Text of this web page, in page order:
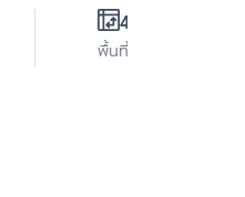
40 ตร.ม.
พื้นที่ใช้สอย